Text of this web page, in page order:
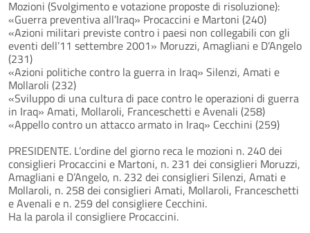
Mozioni (Svolgimento e votazione proposte di risoluzione):
«Guerra preventiva all’Iraq» Procaccini e Martoni (240)
«Azioni militari previste contro i paesi non collegabili con gli
eventi dell’11 settembre 2001» Moruzzi, Amagliani e D’Angelo
(231)
«Azioni politiche contro la guerra in Iraq» Silenzi, Amati e
Mollaroli (232)
«Sviluppo di una cultura di pace contro le operazioni di guerra
in Iraq» Amati, Mollaroli, Franceschetti e Avenali (258)
«Appello contro un attacco armato in Iraq» Cecchini (259)
PRESIDENTE. L’ordine del giorno reca le mozioni n. 240 dei
consiglieri Procaccini e Martoni, n. 231 dei consiglieri Moruzzi,
Amagliani e D’Angelo, n. 232 dei consiglieri Silenzi, Amati e
Mollaroli, n. 258 dei consiglieri Amati, Mollaroli, Franceschetti
e Avenali e n. 259 del consigliere Cecchini.
Ha la parola il consigliere Procaccini.